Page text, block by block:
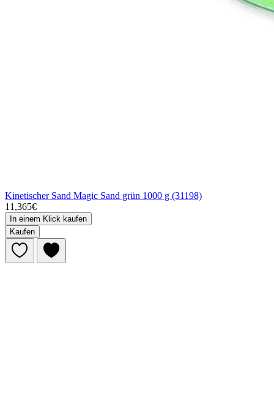
Kinetischer Sand Magic Sand grün 1000 g (31198)
11,365€
In einem Klick kaufen
Kaufen